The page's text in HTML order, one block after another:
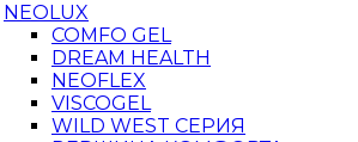
NEOLUX
COMFO GEL
DREAM HEALTH
NEOFLEX
VISCOGEL
WILD WEST СЕРИЯ